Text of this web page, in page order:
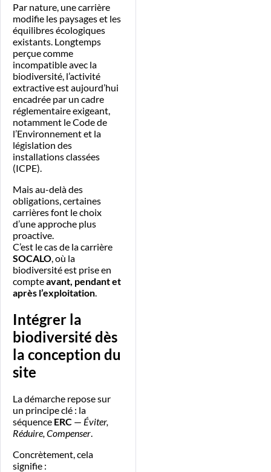
Par nature, une carrière
modifie les paysages et les
équilibres écologiques
existants. Longtemps
perçue comme
incompatible avec la
biodiversité, l’activité
extractive est aujourd’hui
encadrée par un cadre
réglementaire exigeant,
notamment le Code de
l’Environnement et la
législation des
installations classées
(ICPE).
Mais au-delà des
obligations, certaines
carrières font le choix
d’une approche plus
proactive.
C’est le cas de la carrière
SOCALO , où la
biodiversité est prise en
compteavant, pendant et
après l’exploitation
Intégrer la
biodiversité dès
la conception du
site
La démarche repose sur
un principe clé : la
séquence ERC — Éviter,
Réduire, Compenser
Concrètement, cela
signifie :